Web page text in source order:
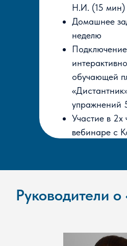
Н.И. (15 мин)
Домашнее
неделю
обучающей
упражнений
Участие в 2х
вебинаре с
Руководители